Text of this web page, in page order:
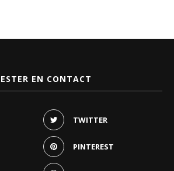
EN CONTACT
TWITTER
PINTEREST